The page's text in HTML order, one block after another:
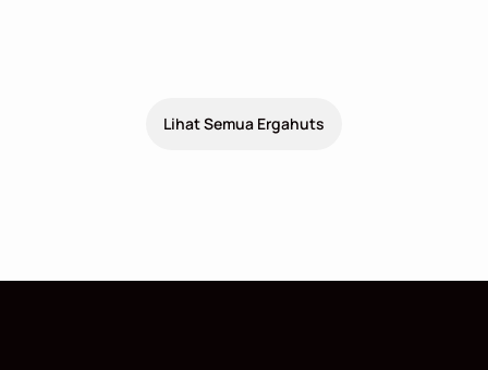
Lihat ErgaHuts Desain Lainnya
Lihat Semua Ergahuts